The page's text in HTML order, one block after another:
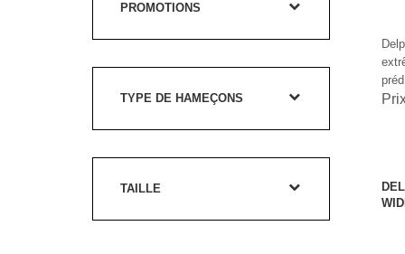
PROMOTIONS
TYPE DE HAMEÇONS
TAILLE